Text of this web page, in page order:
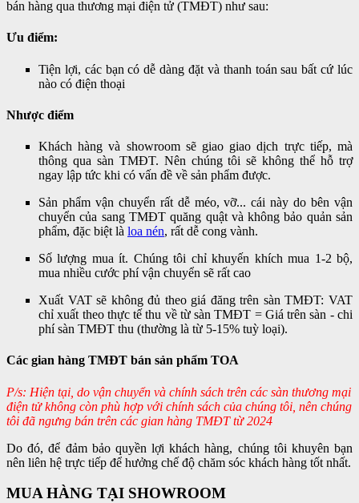
bán hàng qua thương mại điện tử (TMĐT) như sau:
Ưu điểm:
Tiện lợi, các bạn có dễ dàng đặt và thanh toán sau bất cứ lúc
nào có điện thoại
Nhược điểm
Khách hàng và showroom sẽ giao giao dịch trực tiếp, mà
thông qua sàn TMĐT. Nên chúng tôi sẽ không thể hỗ trợ
ngay lập tức khi có vấn đề về sản phẩm được.
Sản phẩm vận chuyển rất dễ méo, vỡ... cái này do bên vận
chuyển của sang TMĐT quăng quật và không bảo quản sản
phẩm, đặc biệt là loa nén, rất dễ cong vành.
Số lượng mua ít. Chúng tôi chỉ khuyến khích mua 1-2 bộ,
mua nhiều cước phí vận chuyển sẽ rất cao
Xuất VAT sẽ không đủ theo giá đăng trên sàn TMĐT: VAT
chỉ xuất theo thực tế thu về từ sàn TMĐT = Giá trên sàn - chi
phí sàn TMĐT thu (thường là từ 5-15% tuỳ loại).
Các gian hàng TMĐT bán sản phẩm TOA
P/s: Hiện tại, do vận chuyển và chính sách trên các sàn thương mại
điện tử không còn phù hợp với chính sách của chúng tôi, nên chúng
tôi đã ngưng bán trên các gian hàng TMĐT từ 2024
Do đó, để đảm bảo quyền lợi khách hàng, chúng tôi khuyên bạn
nên liên hệ trực tiếp để hưởng chế độ chăm sóc khách hàng tốt nhất.
MUA HÀNG TẠI SHOWROOM